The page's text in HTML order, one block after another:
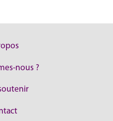
nous ?